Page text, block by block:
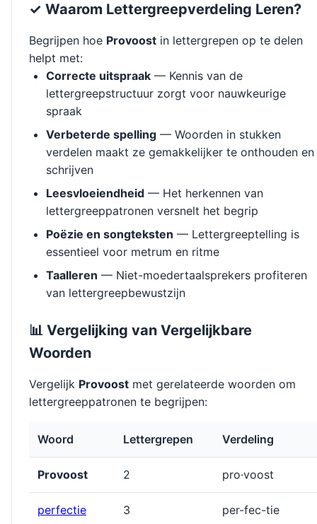
✓ Waarom Lettergreepverdeling Leren?
Begrijpen hoe Provoost in lettergrepen op te delen
helpt met:
Correcte uitspraak — Kennis van de
lettergreepstructuur zorgt voor nauwkeurige
spraak
Verbeterde spelling — Woorden in stukken
verdelen maakt ze gemakkelijker te onthouden en
schrijven
Leesvloeiendheid — Het herkennen van
lettergreeppatronen versnelt het begrip
Poëzie en songteksten — Lettergreeptelling is
essentieel voor metrum en ritme
Taalleren — Niet-moedertaalsprekers profiteren
van lettergreepbewustzijn
📊 Vergelijking van Vergelijkbare
Woorden
Vergelijk Provoost met gerelateerde woorden om
lettergreeppatronen te begrijpen:
Woord Lettergrepen Verdeling
Provoost 2 pro·voost
perfectie 3 per-fec-tie